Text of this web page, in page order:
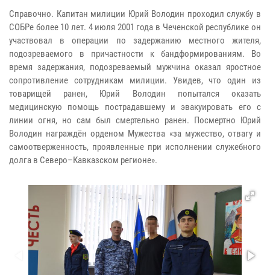
Справочно. Капитан милиции Юрий Володин проходил службу в
СОБРе более 10 лет. 4 июля 2001 года в Чеченской республике он
участвовал в операции по задержанию местного жителя,
подозреваемого в причастности к бандформированиям. Во
время задержания, подозреваемый мужчина оказал яростное
сопротивление сотрудникам милиции. Увидев, что один из
товарищей ранен, Юрий Володин попытался оказать
медицинскую помощь пострадавшему и эвакуировать его с
линии огня, но сам был смертельно ранен. Посмертно Юрий
Володин награждён орденом Мужества «за мужество, отвагу и
самоотверженность, проявленные при исполнении служебного
долга в Северо–Кавказском регионе».